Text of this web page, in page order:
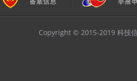
Copyright © 2015-2019 科技